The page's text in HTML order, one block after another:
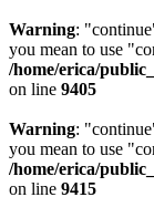
Warning:
you mean to use
/home/erica/
on line 9405
Warning:
you mean to use
/home/erica/
on line 9415